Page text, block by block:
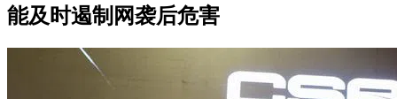
能及时遏制网袭后危害